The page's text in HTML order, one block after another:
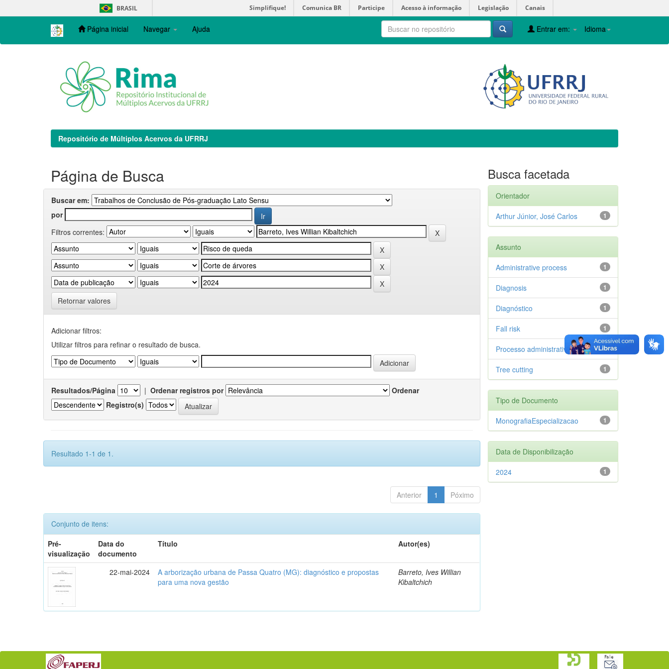
navigation
BRASIL Simplifique! Comunica BR Participe Acesso à informação Legislação Canais
Página inicial Navegar Ajuda Idioma
Entrar em:
Repositório de Múltiplos Acervos da UFRRJ
Página de Busca
Buscar em:
por
Filtros correntes:
Retornar valores
Adicionar filtros:
Utilizar filtros para refinar o resultado de busca.
Resultados/Página | Ordenar registros por
Ordenar
Registro(s)
Resultado 1-1 de 1.
Anterior 1 Póximo
Conjunto de itens:
Pré-
visualização
Data do
documento
Título Autor(es)
22-mai-2024
A arborização urbana de Passa Quatro (MG): diagnóstico e propostas
para uma nova gestão
Barreto, Ives Willian
Kibaltchich
Busca facetada
Orientador
1
Arthur Júnior, José Carlos
Assunto
1
Administrative process
1
Diagnosis
1
Diagnóstico
1
Fall risk
1
Processo administrativo
1
Tree cutting
Tipo de Documento
1
MonografiaEspecializacao
Data de Disponibilização
1
2024